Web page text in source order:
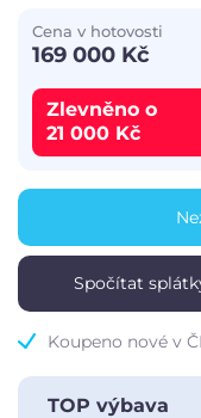
Koupeno nové v
Zlevněno o
21 000 Kč
Cena v hotovosti
169 000 Kč
Spočítat
TOP výbava